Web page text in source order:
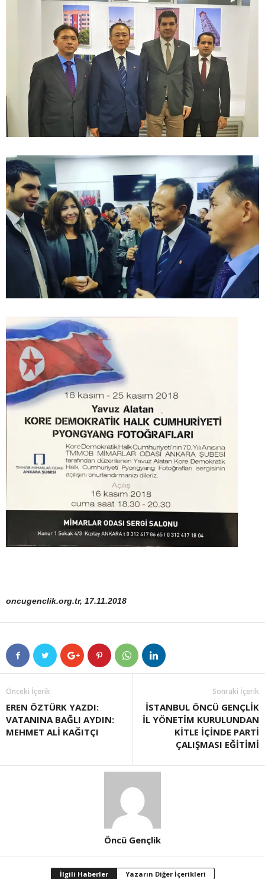
oncugenclik.org.tr, 17.11.2018
Önceki İçerik
EREN ÖZTÜRK YAZDI:
VATANINA BAĞLI AYDIN:
MEHMET ALİ KAĞITÇI
Sonraki İçerik
İSTANBUL ÖNCÜ GENÇLİK
İL YÖNETİM KURULUNDAN
KİTLE İÇİNDE PARTİ
ÇALIŞMASI EĞİTİMİ
Öncü Gençlik
İlgili Haberler Yazarın Diğer İçerikleri